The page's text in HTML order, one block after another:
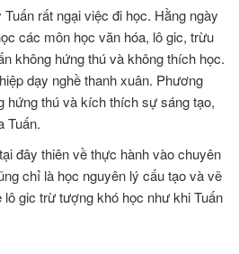
rất ngại việc đi học. Hằng ngày
các môn học văn hóa, lô gic, trừu
không hứng thú và không thích học.
dạy nghề thanh xuân. Phương
hứng thú và kích thích sự sáng tạo,
Tuấn.
thiên về thực hành vào chuyên
chỉ là học nguyên lý cấu tạo và vẽ
gic trừ tượng khó học như khi Tuấn